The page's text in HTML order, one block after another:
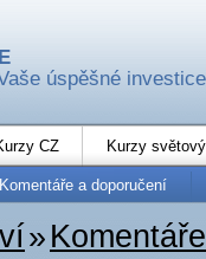
úspěšné investice
CZ Kurzy
Komentáře a doporučení
»